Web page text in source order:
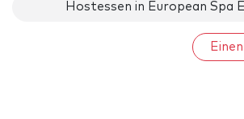
Hostessen in European Spa